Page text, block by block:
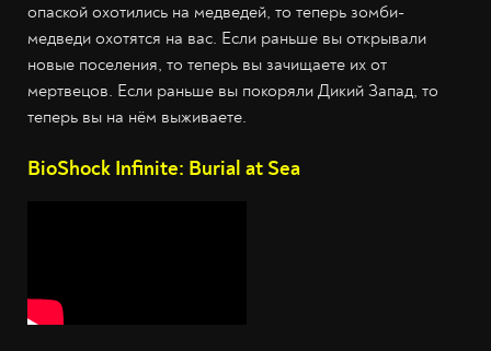
опаской охотились на медведей, то теперь зомби-
медведи охотятся на вас. Если раньше вы открывали
новые поселения, то теперь вы зачищаете их от
мертвецов. Если раньше вы покоряли Дикий Запад, то
теперь вы на нём выживаете.
BioShock Infinite: Burial at Sea